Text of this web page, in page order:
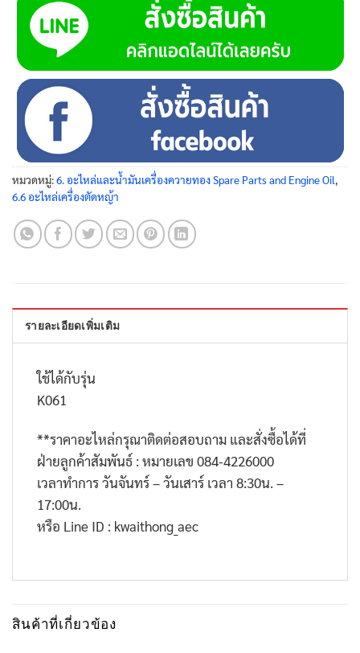
หมวดหมู่:6. อะไหล่และน้ำมันเครื่องควายทอง Spare Parts and Engine Oil
6.6 อะไหล่เครื่องตัดหญ้า
รายละเอียดเพิ่มเติม
ใช้ได้กับรุ่น
K061
**ราคาอะไหล่กรุณาติดต่อสอบถาม และสั่งซื้อได้ที่
ฝ่ายลูกค้าสัมพันธ์ : หมายเลข 084-4226000
เวลาทำการ วันจันทร์ – วันเสาร์ เวลา 8:30น. –
17:00น.
หรือ Line ID : kwaithong_aec
สินค้าที่เกี่ยวข้อง